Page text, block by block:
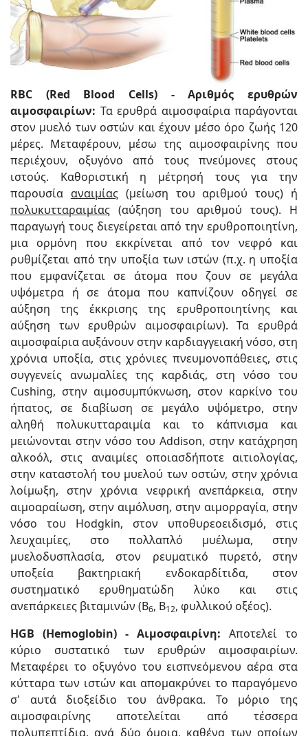
RBC (Red Blood Cells) - Αριθμός ερυθρών
αιμοσφαιρίων: Τα ερυθρά αιμοσφαίρια παράγονται
στον μυελό των οστών και έχουν μέσο όρο ζωής 120
μέρες. Μεταφέρουν, μέσω της αιμοσφαιρίνης που
περιέχουν, οξυγόνο από τους πνεύμονες στους
ιστούς. Καθοριστική η μέτρησή τους για την
παρουσία αναιμίας(μείωση του αριθμού τους) ή
πολυκυτταραιμίας (αύξηση του αριθμού τους). Η
παραγωγή τους διεγείρεται από την ερυθροποιητίνη,
μια ορμόνη που εκκρίνεται από τον νεφρό και
ρυθμίζεται από την υποξία των ιστών (π.χ. η υποξία
που εμφανίζεται σε άτομα που ζουν σε μεγάλα
υψόμετρα ή σε άτομα που καπνίζουν οδηγεί σε
αύξηση της έκκρισης της ερυθροποιητίνης και
αύξηση των ερυθρών αιμοσφαιρίων). Τα ερυθρά
αιμοσφαίρια αυξάνουν στην καρδιαγγειακή νόσο, στη
χρόνια υποξία, στις χρόνιες πνευμονοπάθειες, στις
συγγενείς ανωμαλίες της καρδιάς, στη νόσο του
Cushing, στην αιμοσυμπύκνωση, στον καρκίνο του
ήπατος, σε διαβίωση σε μεγάλο υψόμετρο, στην
αληθή πολυκυτταραιμία και το κάπνισμα και
μειώνονται στην νόσο του Addison, στην κατάχρηση
αλκοόλ, στις αναιμίες οποιασδήποτε αιτιολογίας,
στην καταστολή του μυελού των οστών, στην χρόνια
λοίμωξη, στην χρόνια νεφρική ανεπάρκεια, στην
αιμοαραίωση, στην αιμόλυση, στην αιμορραγία, στην
νόσο του Hodgkin, στον υποθυρεοειδισμό, στις
λευχαιμίες, στο πολλαπλό μυέλωμα, στην
μυελοδυσπλασία, στον ρευματικό πυρετό, στην
υποξεία βακτηριακή ενδοκαρδίτιδα, στον
συστηματικό ερυθηματώδη λύκο και στις
ανεπάρκειες βιταμινών (Β6, Β12, φυλλικού οξέος).
HGB (Hemoglobin) - Αιμοσφαιρίνη: Αποτελεί το
κύριο συστατικό των ερυθρών αιμοσφαιρίων.
Μεταφέρει το οξυγόνο του εισπνεόμενου αέρα στα
κύτταρα των ιστών και απομακρύνει το παραγόμενο
σ' αυτά διοξείδιο του άνθρακα. Το μόριο της
αιμοσφαιρίνης αποτελείται από τέσσερα
πολυπεπτίδια, ανά δύο όμοια, καθένα των οποίων